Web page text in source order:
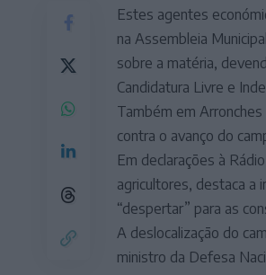
Estes agentes
na Assembleia
sobre a matéria,
Candidatura Livre e
Também em
contra o avanço do
Em declarações à
agricultores, destaca a
“despertar” para as
A deslocalização do
ministro da Defesa